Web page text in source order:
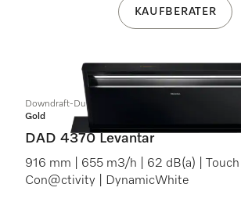
Downdraft-Dunstabzug
Gold
DAD 4370 Levantar
916 mm | 655 m3/h | 62 dB(a) | Touch |
Con@ctivity | DynamicWhite
KAUFBERATER